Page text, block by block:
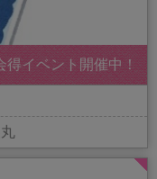
イベント開催中！